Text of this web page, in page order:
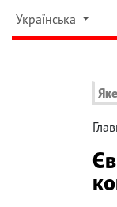
Українська